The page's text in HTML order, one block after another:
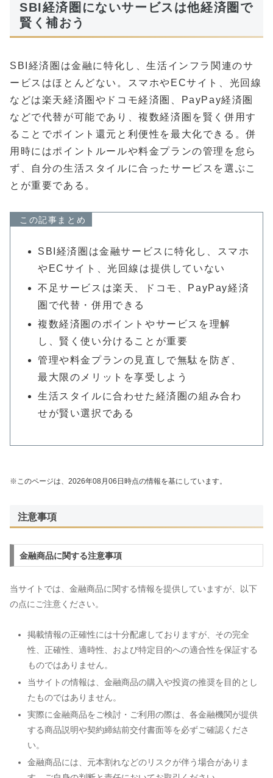
SBI経済圏にないサービスは他経済圏で
賢く補おう
SBI経済圏は金融に特化し、生活インフラ関連のサ
ービスはほとんどない。スマホやECサイト、光回線
などは楽天経済圏やドコモ経済圏、PayPay経済圏
などで代替が可能であり、複数経済圏を賢く併用す
ることでポイント還元と利便性を最大化できる。併
用時にはポイントルールや料金プランの管理を怠ら
ず、自分の生活スタイルに合ったサービスを選ぶこ
とが重要である。
この記事まとめ
SBI経済圏は金融サービスに特化し、スマホ
やECサイト、光回線は提供していない
不足サービスは楽天、ドコモ、PayPay経済
圏で代替・併用できる
複数経済圏のポイントやサービスを理解
し、賢く使い分けることが重要
管理や料金プランの見直しで無駄を防ぎ、
最大限のメリットを享受しよう
生活スタイルに合わせた経済圏の組み合わ
せが賢い選択である
※このページは、2026年08月06日時点の情報を基にしています。
注意事項
金融商品に関する注意事項
当サイトでは、金融商品に関する情報を提供していますが、以下
の点にご注意ください。
掲載情報の正確性には十分配慮しておりますが、その完全
性、正確性、適時性、および特定目的への適合性を保証する
ものではありません。
当サイトの情報は、金融商品の購入や投資の推奨を目的とし
たものではありません。
実際に金融商品をご検討・ご利用の際は、各金融機関が提供
する商品説明や契約締結前交付書面等を必ずご確認くださ
い。
金融商品には、元本割れなどのリスクが伴う場合がありま